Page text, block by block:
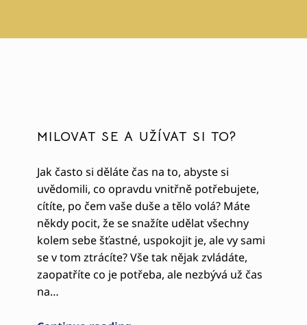
MILOVAT SE A UŽÍVAT SI TO?
Jak často si děláte čas na to, abyste si
uvědomili, co opravdu vnitřně potřebujete,
cítíte, po čem vaše duše a tělo volá? Máte
někdy pocit, že se snažíte udělat všechny
kolem sebe šťastné, uspokojit je, ale vy sami
se v tom ztrácíte? Vše tak nějak zvládáte,
zaopatříte co je potřeba, ale nezbývá už čas
na…